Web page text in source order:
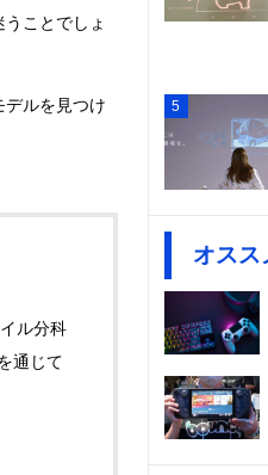
ことでしょ
ルを見つけ
ル分科
通じて
5
オスス